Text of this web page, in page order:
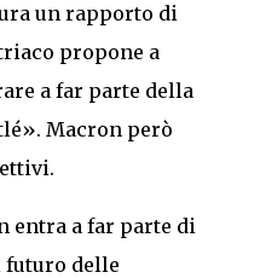
un rapporto di
propone a
a far parte della
Macron però
entra a far parte di
futuro delle